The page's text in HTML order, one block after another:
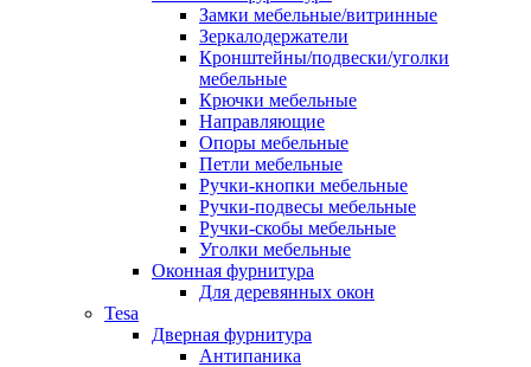
Замки мебельные/витринные
Зеркалодержатели
Кронштейны/подвески/уголки
мебельные
Крючки мебельные
Направляющие
Опоры мебельные
Петли мебельные
Ручки-кнопки мебельные
Ручки-подвесы мебельные
Ручки-скобы мебельные
Уголки мебельные
Оконная фурнитура
Для деревянных окон
Tesa
Дверная фурнитура
Антипаника